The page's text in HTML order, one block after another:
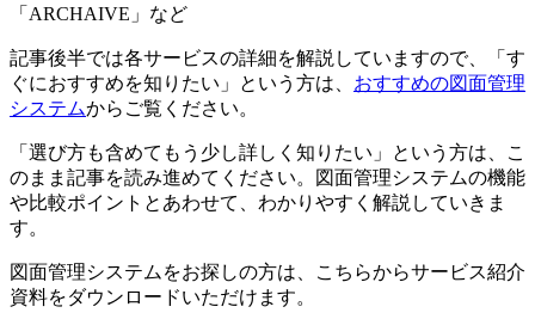
「ARCHAIVE」など
記事後半では各サービスの詳細を解説していますので、「す
ぐにおすすめを知りたい」という方は、 おすすめの図面管理
システムからご覧ください。
「選び方も含めてもう少し詳しく知りたい」という方は、こ
のまま記事を読み進めてください。図面管理システムの機能
や比較ポイントとあわせて、わかりやすく解説していきま
す。
図面管理システムをお探しの方は、こちらからサービス紹介
資料をダウンロードいただけます。